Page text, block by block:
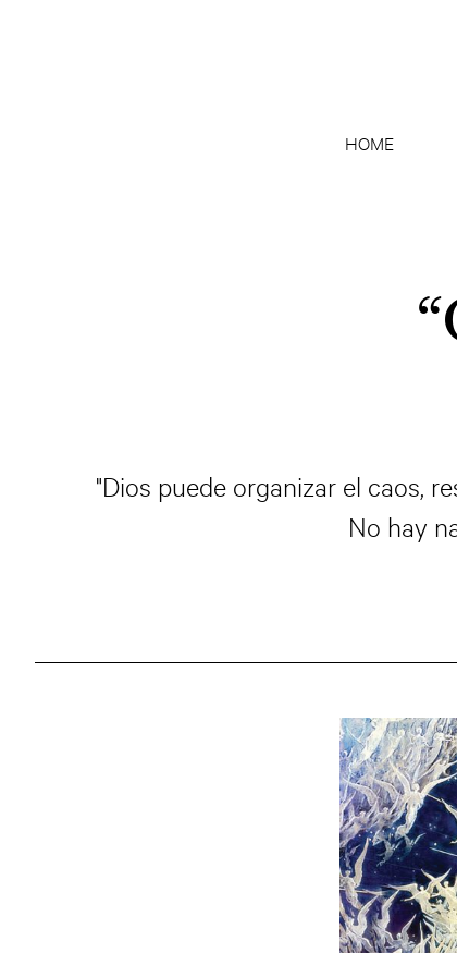
HOME
"Dios puede organizar el caos,
No hay